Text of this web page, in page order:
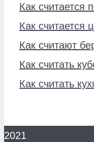
Как считается
Как считается
Как считают
Как считать
Как считать
2021